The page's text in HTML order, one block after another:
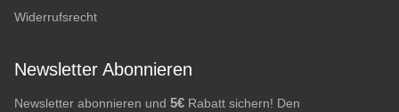
Widerrufsrecht
Newsletter Abonnieren
Newsletter abonnieren und 5€ Rabatt sichern! Den